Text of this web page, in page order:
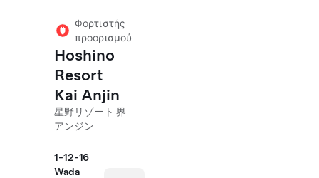
Φορτιστής
προορισμού
Hoshino
Resort
Kai Anjin
星野リゾート 界
アンジン
1-12-16
Wada